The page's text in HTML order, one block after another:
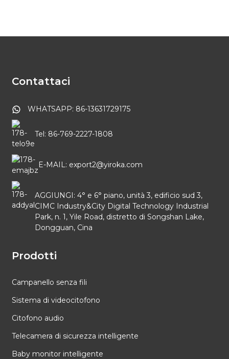
Contattaci
WHATSAPP: 86-13631729175
Tel: 86-769-2227-1808
E-MAIL: export2@yiroka.com
AGGIUNGI: 4° e 6° piano, unità 3, edificio sud 3,
CIMC Industry&City Digital Technology Industrial
Park, n. 1, Yile Road, distretto di Songshan Lake,
Dongguan, Cina
Prodotti
Campanello senza fili
Sistema di videocitofono
Citofono audio
Telecamera di sicurezza intelligente
Baby monitor intelligente